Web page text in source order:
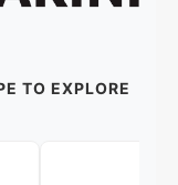
TO EXPLORE